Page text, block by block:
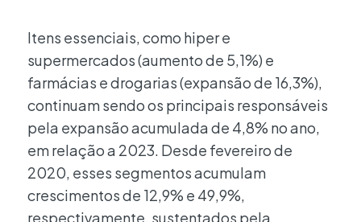
Itens essenciais, como hiper e
supermercados (aumento de 5,1%) e
farmácias e drogarias (expansão de 16,3%),
continuam sendo os principais responsáveis
pela expansão acumulada de 4,8% no ano,
em relação a 2023. Desde fevereiro de
2020, esses segmentos acumulam
crescimentos de 12,9% e 49,9%,
respectivamente, sustentados pela